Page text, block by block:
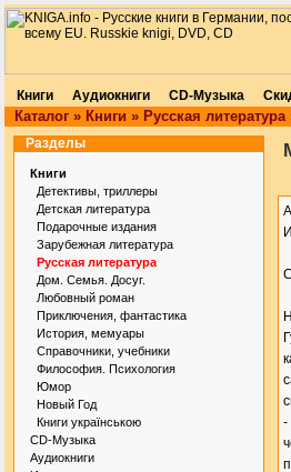
Книги Аудиокниги CD-Музыка
Каталог » Книги » Русская литература
Разделы
Книги
Детективы, триллеры
Детская литература
Подарочные издания
Зарубежная литература
Русская литература
Дом. Семья. Досуг.
Любовный роман
Приключения, фантастика
История, мемуары
Справочники, учебники
Философия. Психология
Юмор
Новый Год
Книги українською
CD-Музыка
Аудиокниги
-